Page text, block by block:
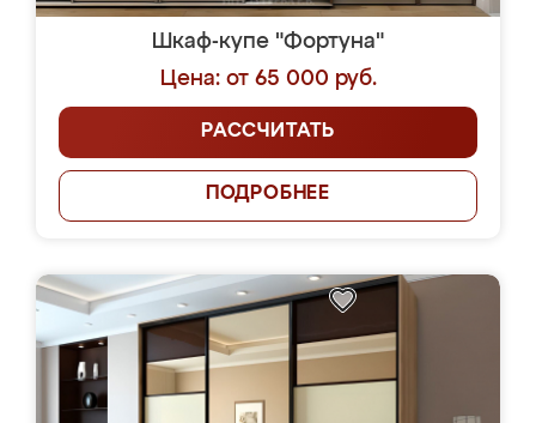
Шкаф-купе "Фортуна"
Цена: от 65 000 руб.
РАССЧИТАТЬ
ПОДРОБНЕЕ